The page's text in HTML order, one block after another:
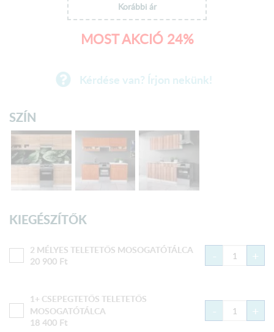
Korábbi ár
MOST AKCIÓ 24%
Kérdése van? Írjon nekünk!
SZÍN
KIEGÉSZÍTŐK
2 MÉLYES TELETETŐS MOSOGATÓTÁLCA
20 900 Ft - +
1+ CSEPEGTETŐS TELETETŐS
MOSOGATÓTÁLCA
18 400 Ft
- +